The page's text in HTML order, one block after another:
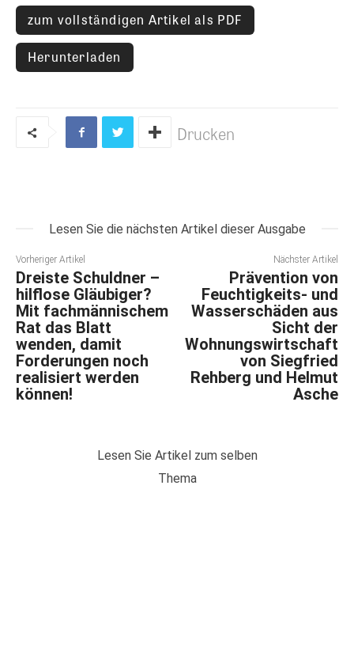
zum vollständigen Artikel als PDF
Herunterladen
Drucken
Lesen Sie die nächsten Artikel dieser Ausgabe
Vorheriger Artikel
Dreiste Schuldner –
hilflose Gläubiger?
Mit fachmännischem
Rat das Blatt
wenden, damit
Forderungen noch
realisiert werden
können!
Nächster Artikel
Prävention von
Feuchtigkeits- und
Wasserschäden aus
Sicht der
Wohnungswirtschaft
von Siegfried
Rehberg und Helmut
Asche
Lesen Sie Artikel zum selben
Thema